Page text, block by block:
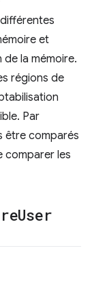
et
la mémoire.
régions de
Par
être comparés
comparer les
User